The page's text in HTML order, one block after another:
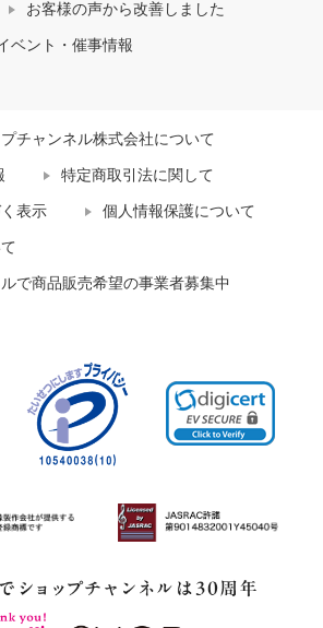
お客様の声から改善しました
ベント・催事情報
チャンネル株式会社について
特定商取引法に関して
表示 個人情報保護について
で商品販売希望の事業者募集中